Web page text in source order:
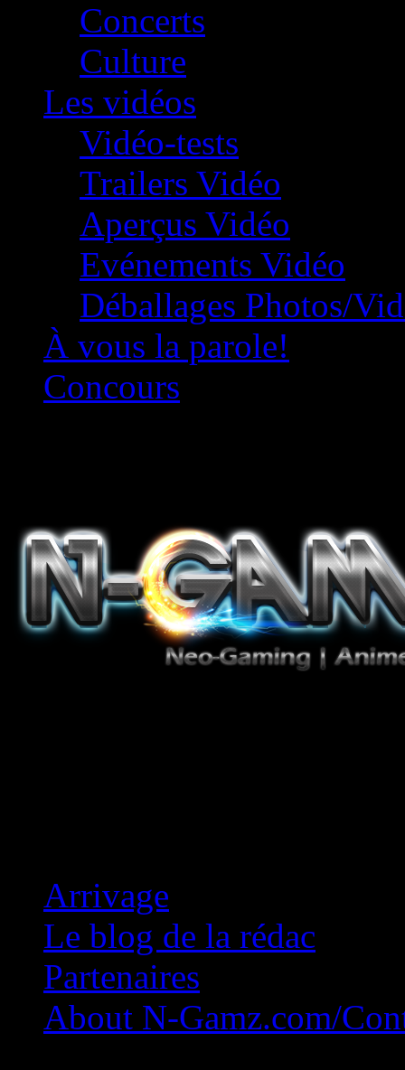
Concerts
Culture
Les vidéos
Vidéo-tests
Trailers Vidéo
Aperçus Vidéo
Evénements Vidéo
Déballages Photos/
À vous la parole!
Concours
Arrivage
Le blog de la rédac
Partenaires
About N-Gamz.com/